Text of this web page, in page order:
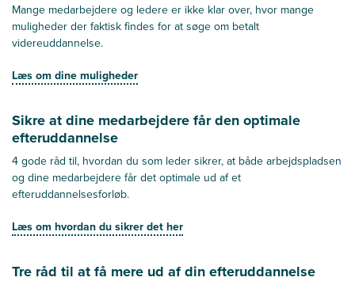
Mange medarbejdere og ledere er ikke klar over, hvor mange
muligheder der faktisk findes for at søge om betalt
videreuddannelse.
Læs om dine muligheder
Sikre at dine medarbejdere får den optimale
efteruddannelse
4 gode råd til, hvordan du som leder sikrer, at både arbejdspladsen
og dine medarbejdere får det optimale ud af et
efteruddannelsesforløb.
Læs om hvordan du sikrer det her
Tre råd til at få mere ud af din efteruddannelse